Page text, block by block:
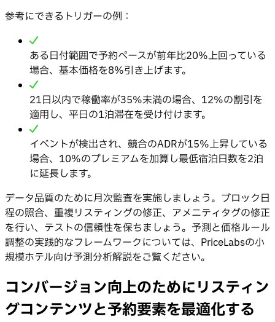
参考にできるトリガーの例：
ある日付範囲で予約ペースが前年比20%上回っている
場合、基本価格を8%引き上げます。
21日以内で稼働率が35%未満の場合、12%の割引を
適用し、平日の1泊滞在を受け付けます。
イベントが検出され、競合のADRが15%上昇している
場合、10%のプレミアムを加算し最低宿泊日数を2泊
に延長します。
データ品質のために月次監査を実施しましょう。ブロック日
程の照合、重複リスティングの修正、アメニティタグの修正
を行い、テストの信頼性を保ちましょう。予測と価格ルール
調整の実践的なフレームワークについては、PriceLabsの小
規模ホテル向け予測分析解説をご覧ください。
コンバージョン向上のためにリスティン
グコンテンツと予約要素を最適化する